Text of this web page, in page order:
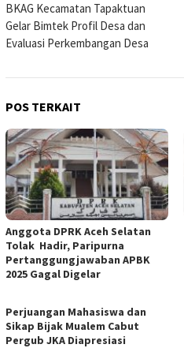
pos
BKAG Kecamatan Tapaktuan
Gelar Bimtek Profil Desa dan
Evaluasi Perkembangan Desa
POS TERKAIT
Anggota DPRK Aceh Selatan
Tolak Hadir, Paripurna
Pertanggungjawaban APBK
2025 Gagal Digelar
Perjuangan Mahasiswa dan
Sikap Bijak Mualem Cabut
Pergub JKA Diapresiasi